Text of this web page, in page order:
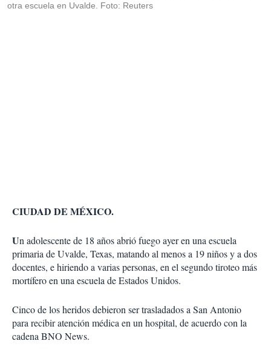
otra escuela en Uvalde. Foto: Reuters
CIUDAD DE MÉXICO.
Un adolescente de 18 años abrió fuego ayer en una escue­la
primaria de Uval­de, Texas, matando al menos a 19 niños y a dos
docentes, e hi­riendo a varias per­sonas, en el segundo tiroteo más
mortífero en una es­cuela de Estados Unidos.
Cinco de los heridos de­bieron ser trasladados a San Antonio
para recibir aten­ción médica en un hospital, de acuerdo con la
cadena BNO News.